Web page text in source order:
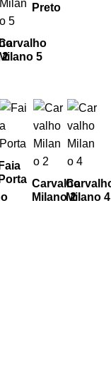
2
5
Preto
Faia
Porta Carvalho
Milano 2Milano 4